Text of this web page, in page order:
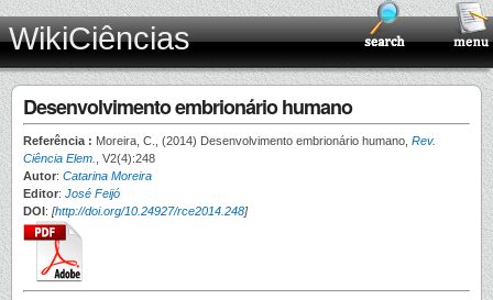
WikiCiências
Desenvolvimento embrionário humano
Referência : Moreira, C., (2014) Desenvolvimento embrionário humano, Rev.
Ciência Elem.
, V2(4):248
Autor: Catarina Moreira
Editor: José Feijó
DOI: [http://doi.org/10.24927/rce2014.248]